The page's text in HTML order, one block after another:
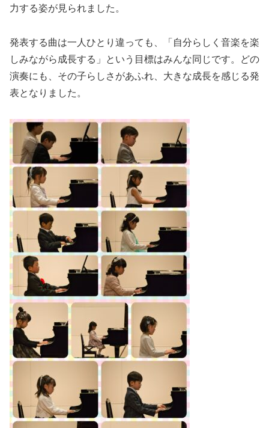
力する姿が見られました。
発表する曲は一人ひとり違っても、「自分らしく音楽を楽
しみながら成長する」という目標はみんな同じです。どの
演奏にも、その子らしさがあふれ、大きな成長を感じる発
表となりました。